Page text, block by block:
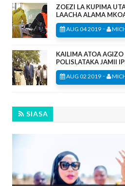
ZOEZI LA KUPIMA
LAACHA ALAMA
AUG 04 2019 -
KAILIMA ATOA AGIZO
POLISI,ATAKA JAMII
AUG 02 2019 -
SIASA